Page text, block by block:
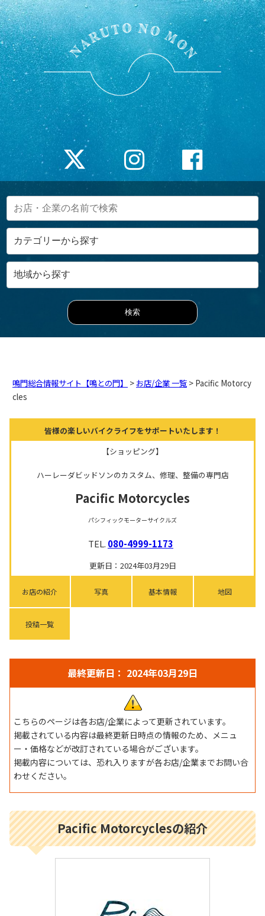
鳴門総合情報サイト【鳴との門】 > お店/企業 一覧 > Pacific Motorcy
cles
皆様の楽しいバイクライフをサポートいたします！
【ショッピング】
ハーレーダビッドソンのカスタム、修理、整備の専門店
Pacific Motorcycles
パシフィックモーターサイクルズ
TEL. 080-4999-1173
更新日：2024年03月29日
お店の紹介 写真 基本情報 地図
投稿一覧
最終更新日： 2024年03月29日
こちらのページは各お店/企業によって更新されています。
掲載されている内容は最終更新日時点の情報のため、メニュ
ー・価格などが改訂されている場合がございます。
掲載内容については、恐れ入りますが各お店/企業までお問い合
わせください。
Pacific Motorcyclesの紹介